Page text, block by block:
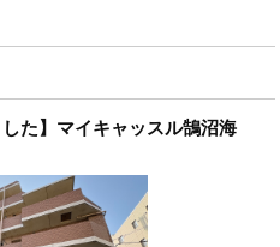
た】マイキャッスル鵠沼海